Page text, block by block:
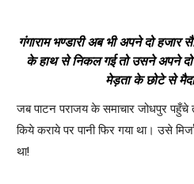
गंगाराम भण्डारी अब भी अपने दो
के हाथ से निकल गई तो उसने अपने दो
मेड़ता के छोटे से
जब पाटन पराजय के समाचार जोधपुर पहुँचे
किये कराये पर पानी फिर गया था। उसे
था!